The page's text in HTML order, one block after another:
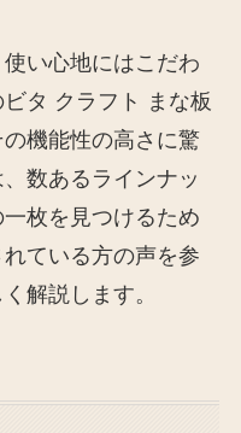
い心地にはこだわ
タ クラフト まな板
機能性の高さに驚
数あるラインナッ
枚を見つけるため
ている方の声を参
解説します。